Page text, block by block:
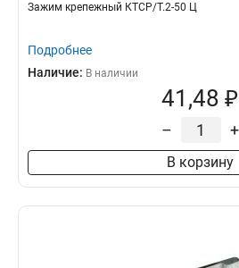
Зажим крепежный КТСР/Т.2-50 Ц
Подробнее
Наличие: В наличии
41,48 ₽
– +
В корзину